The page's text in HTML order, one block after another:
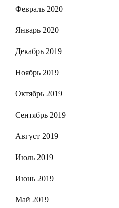
Февраль 2020
Январь 2020
Декабрь 2019
Ноябрь 2019
Октябрь 2019
Сентябрь 2019
Август 2019
Июль 2019
Июнь 2019
Май 2019